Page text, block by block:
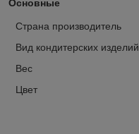
Основные
Страна производитель
Вид кондитерских изделий
Вес
Цвет